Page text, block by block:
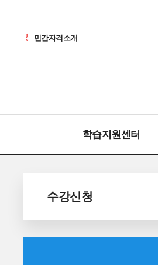
민간자격소개
학습지원센터
수강신청